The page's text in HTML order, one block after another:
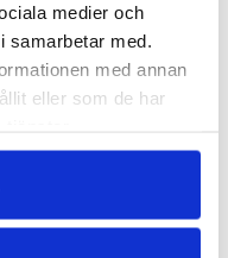
medier och
samarbetar med.
med annan
eller som de har